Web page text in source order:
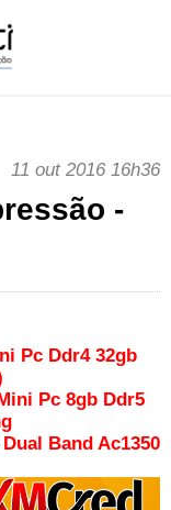
11 out 2016 16h36
-
Pc Ddr4 32gb
Pc 8gb Ddr5
Band Ac1350